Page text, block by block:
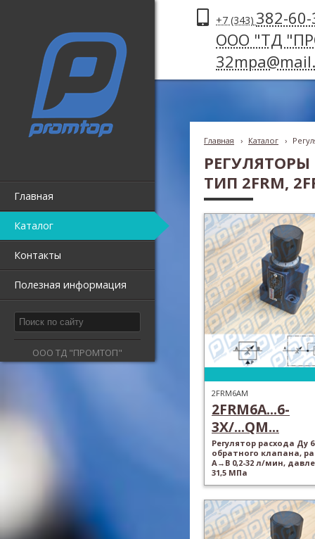
Главная
Каталог
Контакты
Полезная информация
ООО ТД "ПРОМТОП"
+7 (343) 382-
ООО "ТД
Главная › Каталог ›
ТИП 2FRM,
2FRM6AM
2FRM6A...6-
3X/...QM...
Регулятор расхода Ду
обратного клапана,
A→B 0,2-32 л/мин,
31,5 МПа